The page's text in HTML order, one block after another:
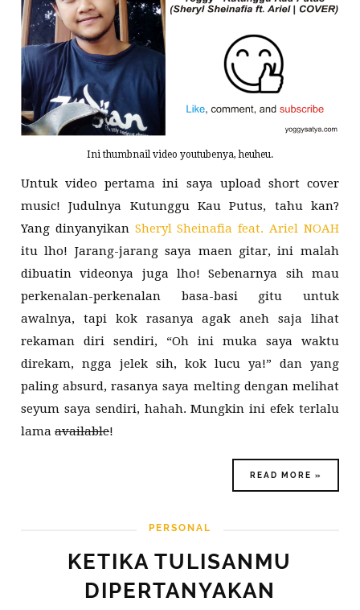
Ini thumbnail video youtubenya, heuheu.
Untuk video pertama ini saya upload short cover
music! Judulnya Kutunggu Kau Putus, tahu kan?
Yang dinyanyikan Sheryl Sheinafia feat. Ariel NOAH
itu lho! Jarang-jarang saya maen gitar, ini malah
dibuatin videonya juga lho! Sebenarnya sih mau
perkenalan-perkenalan basa-basi gitu untuk
awalnya, tapi kok rasanya agak aneh saja lihat
rekaman diri sendiri, “Oh ini muka saya waktu
direkam, ngga jelek sih, kok lucu ya!” dan yang
paling absurd, rasanya saya melting dengan melihat
seyum saya sendiri, hahah. Mungkin ini efek terlalu
lamaavailable!
READ MORE »
PERSONAL
KETIKA TULISANMU
DIPERTANYAKAN